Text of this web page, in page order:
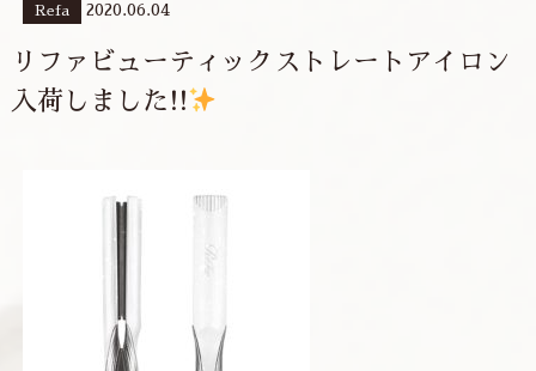
Refa 2020.06.04
リファビューティックストレートアイロン
入荷しました!!